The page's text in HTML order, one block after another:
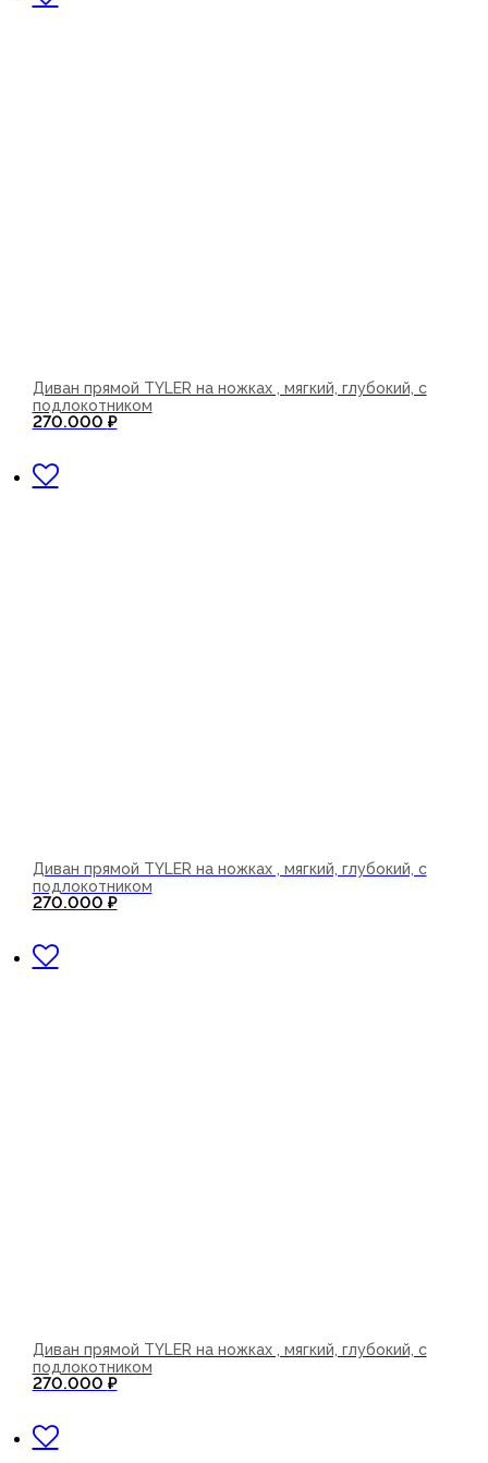
Диван прямой TYLER на ножках , мягкий, глубокий, с
подлокотником
270.000 ₽
Диван прямой TYLER на ножках , мягкий, глубокий, с
подлокотником
270.000 ₽
Диван прямой TYLER на ножках , мягкий, глубокий, с
подлокотником
270.000 ₽